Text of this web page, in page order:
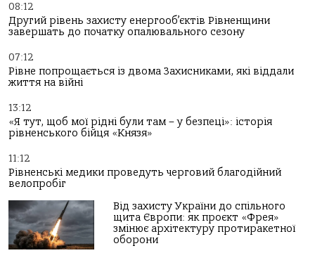
08:12
Другий рівень захисту енергооб’єктів Рівненщини
завершать до початку опалювального сезону
07:12
Рівне попрощається із двома Захисниками, які віддали
життя на війні
13:12
«Я тут, щоб мої рідні були там – у безпеці»: історія
рівненського бійця «Князя»
11:12
Рівненські медики проведуть черговий благодійний
велопробіг
Від захисту України до спільного
щита Європи: як проєкт «Фрея»
змінює архітектуру протиракетної
оборони